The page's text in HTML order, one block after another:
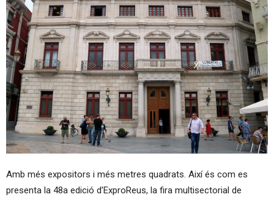
Amb més expositors i més metres quadrats. Així és com es
presenta la 48a edició d’ExproReus, la fira multisectorial de